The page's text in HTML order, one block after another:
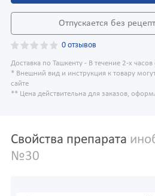
Отпускается без
0 отзывов
Доставка по Ташкенту - В течение 2-х
* Внешний вид и инструкция к товару
сайте
** Цена действительна для заказов,
Свойства препарата
№30